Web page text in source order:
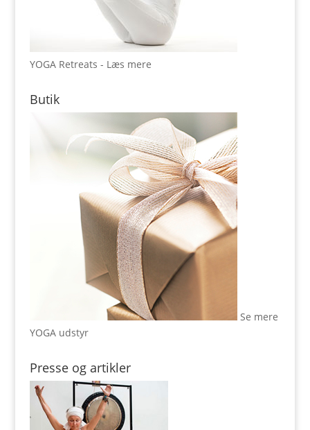
YOGA Retreats - Læs mere
Butik
Se mere
YOGA udstyr
Presse og artikler